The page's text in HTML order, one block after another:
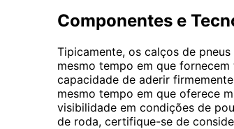
Componentes e
Tipicamente, os calços de
mesmo tempo em que
capacidade de aderir
mesmo tempo em que oferece
visibilidade em condições de
de roda, certifique-se de